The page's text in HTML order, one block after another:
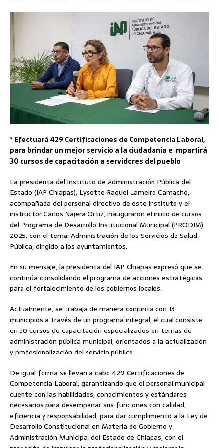
* Efectuará 429 Certificaciones de Competencia Laboral,
para brindar un mejor servicio a la ciudadanía e impartirá
30 cursos de capacitación a servidores del pueblo
La presidenta del Instituto de Administración Pública del
Estado (IAP Chiapas), Lysette Raquel Lameiro Camacho,
acompañada del personal directivo de este instituto y el
instructor Carlos Nájera Ortiz, inauguraron el inicio de cursos
del Programa de Desarrollo Institucional Municipal (PRODIM)
2025, con el tema: Administración de los Servicios de Salud
Pública, dirigido a los ayuntamientos.
En su mensaje, la presidenta del IAP Chiapas expresó que se
continúa consolidando el programa de acciones estratégicas
para el fortalecimiento de los gobiernos locales.
Actualmente, se trabaja de manera conjunta con 13
municipios a través de un programa integral, el cual consiste
en 30 cursos de capacitación especializados en temas de
administración pública municipal, orientados a la actualización
y profesionalización del servicio público.
De igual forma se llevan a cabo 429 Certificaciones de
Competencia Laboral, garantizando que el personal municipal
cuente con las habilidades, conocimientos y estándares
necesarios para desempeñar sus funciones con calidad,
eficiencia y responsabilidad, para dar cumplimiento a la Ley de
Desarrollo Constitucional en Materia de Gobierno y
Administración Municipal del Estado de Chiapas, con el